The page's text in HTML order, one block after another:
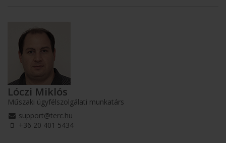
Lóczi Miklós
Műszaki ügyfélszolgálati munkatárs
support@terc.hu
+36 20 401 5434